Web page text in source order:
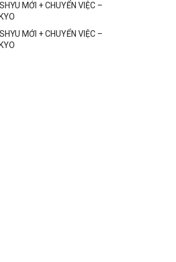
MỚI + CHUYỂN VIỆC –
MỚI + CHUYỂN VIỆC –